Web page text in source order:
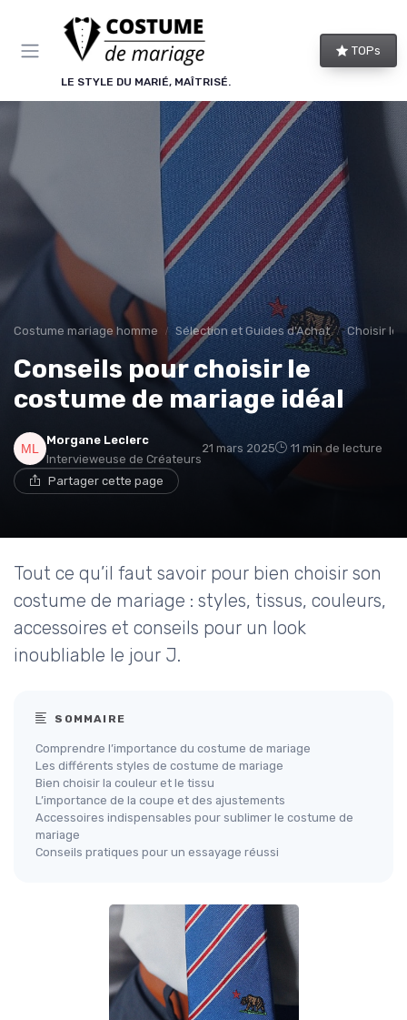
LE STYLE DU MARIÉ, MAÎTRISÉ.
TOPs
Costume mariage homme Sélection et Guides d'Achat Choisir le
Conseils pour choisir le
costume de mariage idéal
Morgane Leclerc
Intervieweuse de Créateurs
21 mars 2025 11 min de lecture
Partager cette page
Tout ce qu’il faut savoir pour bien choisir son
costume de mariage : styles, tissus, couleurs,
accessoires et conseils pour un look
inoubliable le jour J.
SOMMAIRE
Comprendre l’importance du costume de mariage
Les différents styles de costume de mariage
Bien choisir la couleur et le tissu
L’importance de la coupe et des ajustements
Accessoires indispensables pour sublimer le costume de
mariage
Conseils pratiques pour un essayage réussi